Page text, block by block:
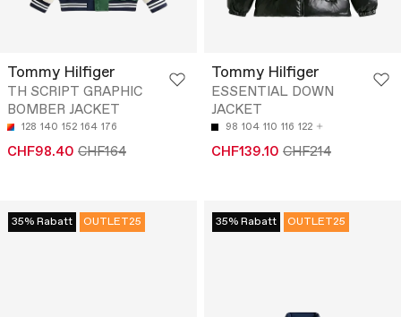
Tommy Hilfiger
TH SCRIPT GRAPHIC
BOMBER JACKET
128 140 152 164 176
CHF98.40 CHF164
Tommy Hilfiger
ESSENTIAL DOWN
JACKET
98 104 110 116 122
CHF139.10 CHF214
35% Rabatt OUTLET25 35% Rabatt OUTLET25